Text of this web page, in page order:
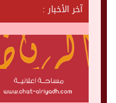
آخر الأخبار :